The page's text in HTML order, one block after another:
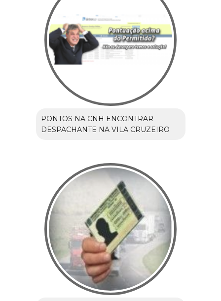
PONTOS NA CNH ENCONTRAR
DESPACHANTE NA VILA CRUZEIRO